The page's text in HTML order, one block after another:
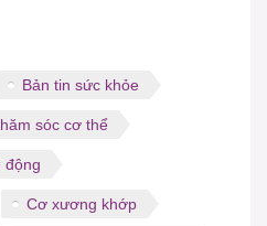
Bản tin sức khỏe
sóc cơ thể
động
Cơ xương khớp